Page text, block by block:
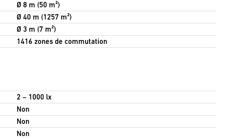
Ø 8 m (50 m²)
Ø 40 m (1257 m²)
Ø 3 m (7 m²)
1416 zones de commutation
2 – 1000 lx
Non
Non
Non